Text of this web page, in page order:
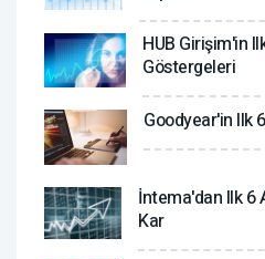
HUB Girişim'in
Göstergeleri
Goodyear'in Ilk
İntema'dan Ilk 6
Kar